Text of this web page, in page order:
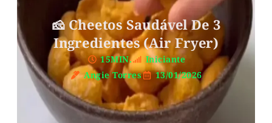
🧀 Cheetos Saudável De 3
Ingredientes (air Fryer)
15MIN.
Iniciante
Angie Torres
13/01/2026